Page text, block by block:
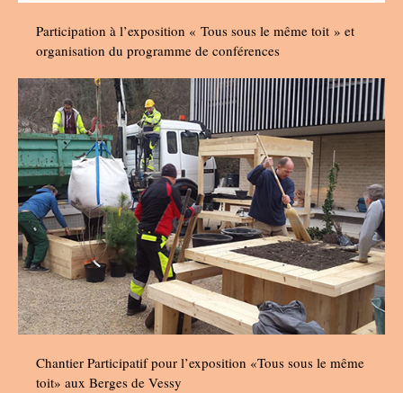
Participation à l’exposition « Tous sous le même toit » et
organisation du programme de conférences
Chantier Participatif pour l’exposition «Tous sous le même
toit» aux Berges de Vessy